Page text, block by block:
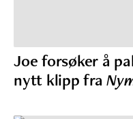
Joe forsøker å
nytt klipp fra